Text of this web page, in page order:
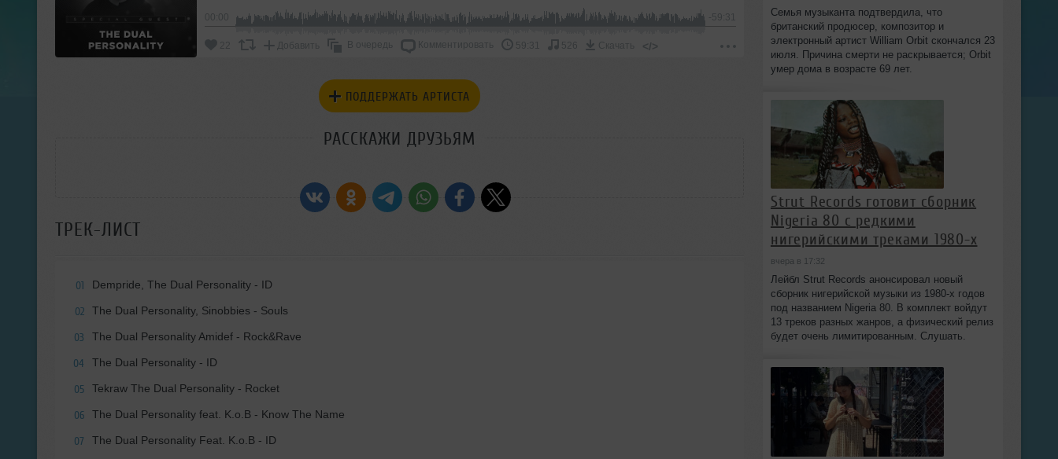
-59:31
22 Добавить В очередь Комментировать 59:31 526 Скачать </>
ПОДДЕРЖАТЬ АРТИСТА
РАССКАЖИ ДРУЗЬЯМ
ТРЕК-ЛИСТ
01 Dempride, The Dual Personality - ID
02 The Dual Personality, Sinobbies - Souls
03 The Dual Personality Amidef - Rock&Rave
04 The Dual Personality - ID
05 Tekraw The Dual Personality - Rocket
06 The Dual Personality feat. K.o.B - Know The Name
07 The Dual Personality Feat. K.o.B - ID
Семья музыканта подтвердила, что
британский продюсер, композитор и
электронный артист William Orbit скончался 23
июля. Причина смерти не раскрывается; Orbit
умер дома в возрасте 69 лет.
Strut Records готовит сборник
Nigeria 80 с редкими
нигерийскими треками 1980-х
вчера в 17:32
Лейбл Strut Records анонсировал новый
сборник нигерийской музыки из 1980-х годов
под названием Nigeria 80. В комплект войдут
13 треков разных жанров, а физический релиз
будет очень лимитированным. Слушать.